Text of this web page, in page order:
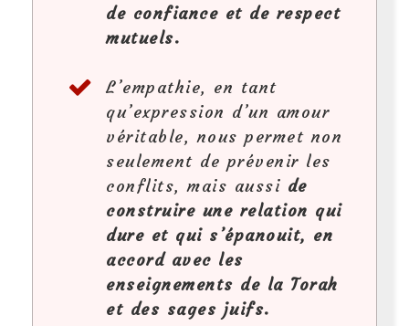
de confiance et de respect
mutuels.
L’empathie, en tant
qu’expression d’un amour
véritable, nous permet non
seulement de prévenir les
conflits, mais aussi de
construire une relation qui
dure et qui s’épanouit, en
accord avec les
enseignements de la Torah
et des sages juifs.